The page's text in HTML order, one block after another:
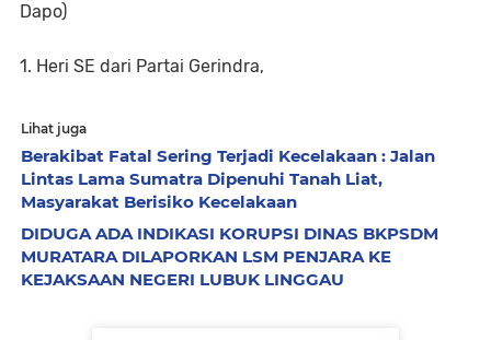
Dapo)
1. Heri SE dari Partai Gerindra,
Lihat juga
Berakibat Fatal Sering Terjadi Kecelakaan : Jalan
Lintas Lama Sumatra Dipenuhi Tanah Liat,
Masyarakat Berisiko Kecelakaan
DIDUGA ADA INDIKASI KORUPSI DINAS BKPSDM
MURATARA DILAPORKAN LSM PENJARA KE
KEJAKSAAN NEGERI LUBUK LINGGAU